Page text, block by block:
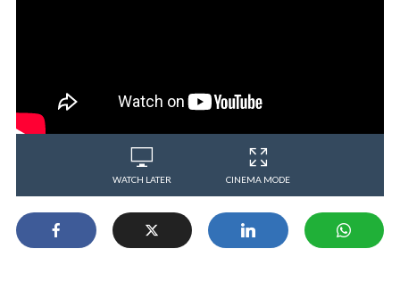
WATCH LATER CINEMA MODE